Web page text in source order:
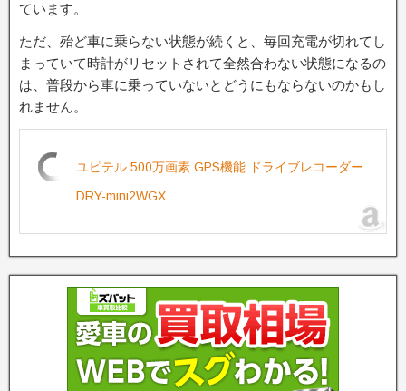
ています。
ただ、殆ど車に乗らない状態が続くと、毎回充電が切れてし
まっていて時計がリセットされて全然合わない状態になるの
は、普段から車に乗っていないとどうにもならないのかもし
れません。
ユピテル 500万画素 GPS機能 ドライブレコーダー
DRY-mini2WGX